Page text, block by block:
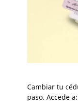
Cambiar tu
paso. Accede a: